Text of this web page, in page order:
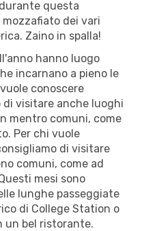
questa
dei vari
Zaino in spalla!
hanno luogo
incarnano a pieno le
conoscere
di visitare anche luoghi
mentro comuni, come
Per chi vuole
di visitare
comuni, come ad
mesi sono
lunghe passeggiate
di College Station o
un bel ristorante.